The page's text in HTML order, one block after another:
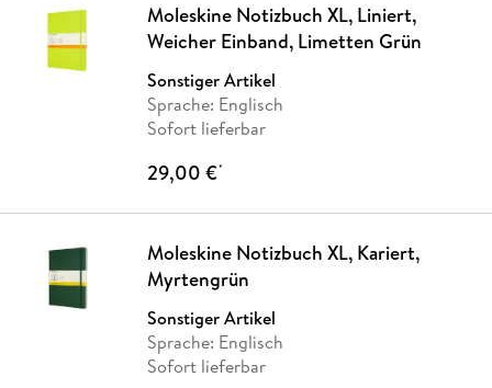
Moleskine Notizbuch XL, Liniert,
Weicher Einband, Limetten Grün
Sonstiger Artikel
Sprache: Englisch
Sofort lieferbar
29,00 €*
Moleskine Notizbuch XL, Kariert,
Myrtengrün
Sonstiger Artikel
Sprache: Englisch
Sofort lieferbar